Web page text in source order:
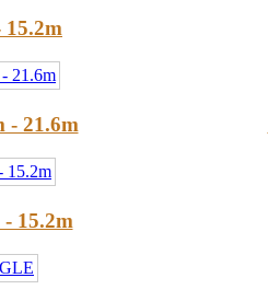
15.2m
- 21.6m
15.2m